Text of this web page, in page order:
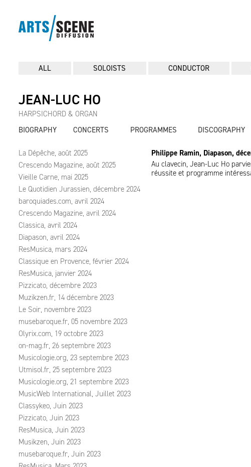
ALL SOLOISTS CONDUCTOR
JEAN-LUC HO
HARPSICHORD & ORGAN
BIOGRAPHY
CONCERTS PROGRAMMES DISCOGRAPHY
La Dépêche, août 2025
Crescendo Magazine, août 2025
Vieille Carne, mai 2025
Le Quotidien Jurassien, décembre 2024
baroquiades.com, avril 2024
Crescendo Magazine, avril 2024
Classica, avril 2024
Diapason, avril 2024
ResMusica, mars 2024
Classique en Provence, février 2024
ResMusica, janvier 2024
Pizzicato, décembre 2023
Muzikzen.fr, 14 décembre 2023
Le Soir, novembre 2023
musebaroque.fr, 05 novembre 2023
Olyrix.com, 19 octobre 2023
on-mag.fr, 26 septembre 2023
Musicologie.org, 23 septembre 2023
Utmisol.fr, 25 septembre 2023
Musicologie.org, 21 septembre 2023
MusicWeb International, Juillet 2023
Classykeo, Juin 2023
Pizzicato, Juin 2023
ResMusica, Juin 2023
Musikzen, Juin 2023
musebaroque.fr, Juin 2023
Philippe Ramin, Diapason,
Au clavecin, Jean-Luc Ho
réussite et programme